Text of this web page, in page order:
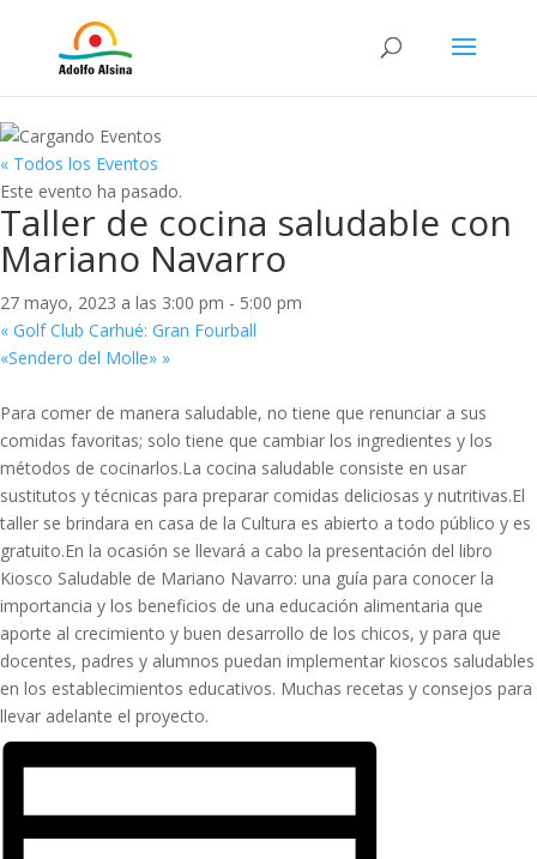
« Todos los Eventos
Este evento ha pasado.
Taller de cocina saludable con
Mariano Navarro
27 mayo, 2023 a las 3:00 pm - 5:00 pm
« Golf Club Carhué: Gran Fourball
«Sendero del Molle» »
Para comer de manera saludable, no tiene que renunciar a sus
comidas favoritas; solo tiene que cambiar los ingredientes y los
métodos de cocinarlos.La cocina saludable consiste en usar
sustitutos y técnicas para preparar comidas deliciosas y nutritivas.El
taller se brindara en casa de la Cultura es abierto a todo público y es
gratuito.En la ocasión se llevará a cabo la presentación del libro
Kiosco Saludable de Mariano Navarro: una guía para conocer la
importancia y los beneficios de una educación alimentaria que
aporte al crecimiento y buen desarrollo de los chicos, y para que
docentes, padres y alumnos puedan implementar kioscos saludables
en los establecimientos educativos. Muchas recetas y consejos para
llevar adelante el proyecto.